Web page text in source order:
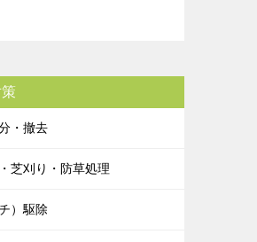
・撤去
芝刈り・防草処理
）駆除